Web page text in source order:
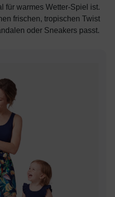
für warmes Wetter-Spiel ist.
frischen, tropischen Twist
oder Sneakers passt.